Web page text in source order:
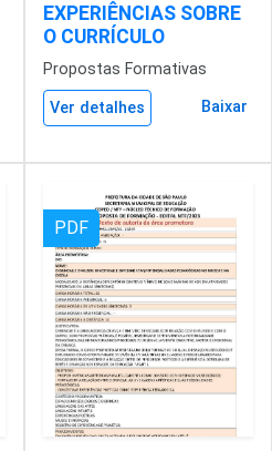
EXPERIÊNCIAS SOBRE
O CURRÍCULO
Propostas Formativas
Ver detalhes Baixar
PDF